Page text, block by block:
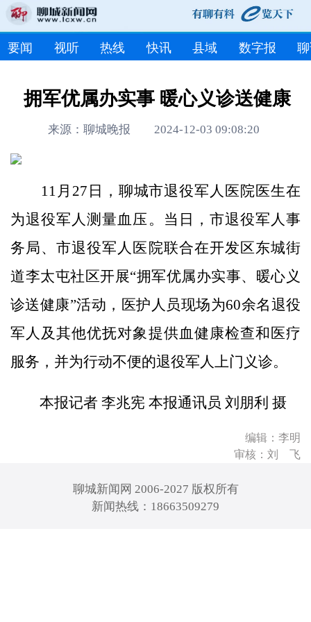
要闻 视听 热线 快讯 县域 数字报
拥军优属办实事 暖心义诊送健康
来源：聊城晚报 2024-12-03 09:08:20
11月27日，聊城市退役军人医院医生在
为退役军人测量血压。当日，市退役军人事
务局、市退役军人医院联合在开发区东城街
道李太屯社区开展“拥军优属办实事、暖心义
诊送健康”活动，医护人员现场为60余名退役
军人及其他优抚对象提供血健康检查和医疗
服务，并为行动不便的退役军人上门义诊。
本报记者 李兆宪 本报通讯员 刘朋利 摄
编辑：李明
审核：刘 飞
聊城新闻网 2006-2027 版权所有
新闻热线：18663509279